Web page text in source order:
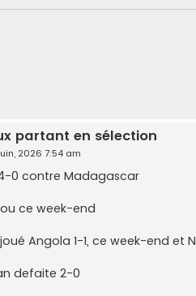
partant en sélection
2026 7:54 am
0 contre Madagascar
ce week-end
Angola 1-1, ce week-end et
defaite 2-0